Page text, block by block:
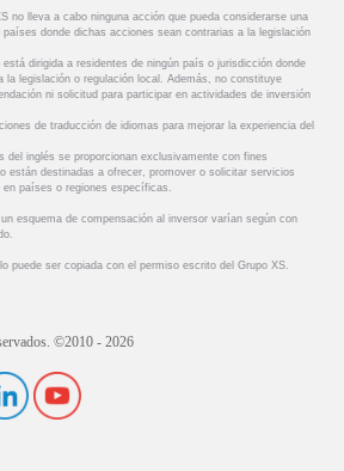
no lleva a cabo ninguna acción que pueda considerarse una
donde dichas acciones sean contrarias a la legislación
dirigida a residentes de ningún país o jurisdicción donde
la legislación o regulación local. Además, no constituye
ni solicitud para participar en actividades de inversión
de traducción de idiomas para mejorar la experiencia del
del inglés se proporcionan exclusivamente con fines
están destinadas a ofrecer, promover o solicitar servicios
países o regiones específicas.
esquema de compensación al inversor varían según con
puede ser copiada con el permiso escrito del Grupo XS.
©2010 - 2026